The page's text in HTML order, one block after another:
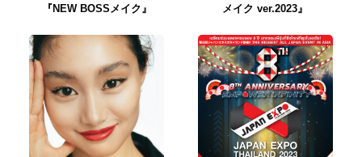
『NEW BOSSメイク』
メイク ver.2023』